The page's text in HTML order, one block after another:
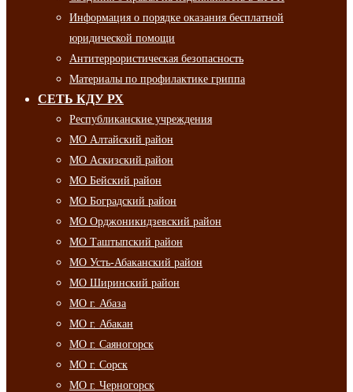
Информация о порядке оказания бесплатной
юридической помощи
Антитеррористическая безопасность
Материалы по профилактике гриппа
СЕТЬ КДУ РХ
Республиканские учреждения
МО Алтайский район
МО Аскизский район
МО Бейский район
МО Боградский район
МО Орджоникидзевский район
МО Таштыпский район
МО Усть-Абаканский район
МО Ширинский район
МО г. Абаза
МО г. Абакан
МО г. Саяногорск
МО г. Сорск
МО г. Черногорск